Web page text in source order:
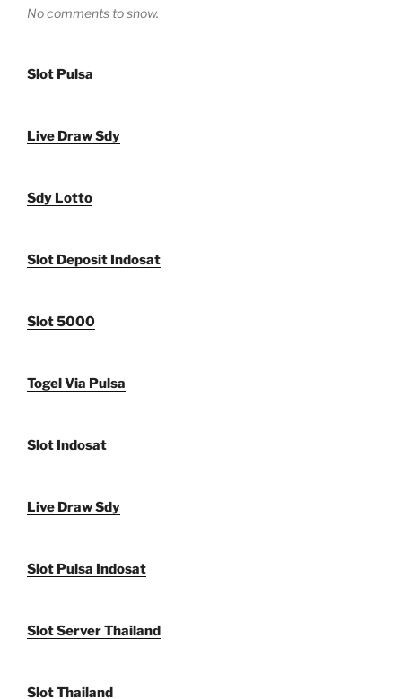
No comments to show.
Slot Pulsa
Live Draw Sdy
Sdy Lotto
Slot Deposit Indosat
Slot 5000
Togel Via Pulsa
Slot Indosat
Live Draw Sdy
Slot Pulsa Indosat
Slot Server Thailand
Slot Thailand